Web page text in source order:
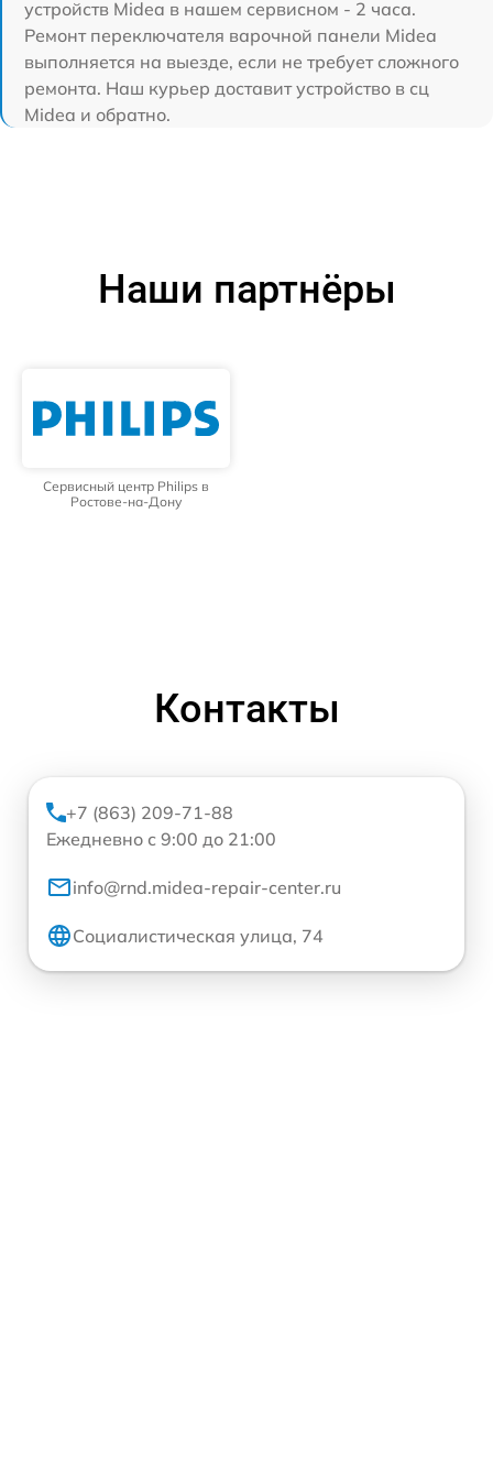
устройств Midea в нашем сервисном - 2 часа.
Ремонт переключателя варочной панели Midea
выполняется на выезде, если не требует сложного
ремонта. Наш курьер доставит устройство в сц
Midea и обратно.
Наши партнёры
Сервисный центр Philips в
Ростове-на-Дону
Контакты
+7 (863) 209-71-88
Ежедневно с 9:00 до 21:00
info@rnd.midea-repair-center.ru
Социалистическая улица, 74